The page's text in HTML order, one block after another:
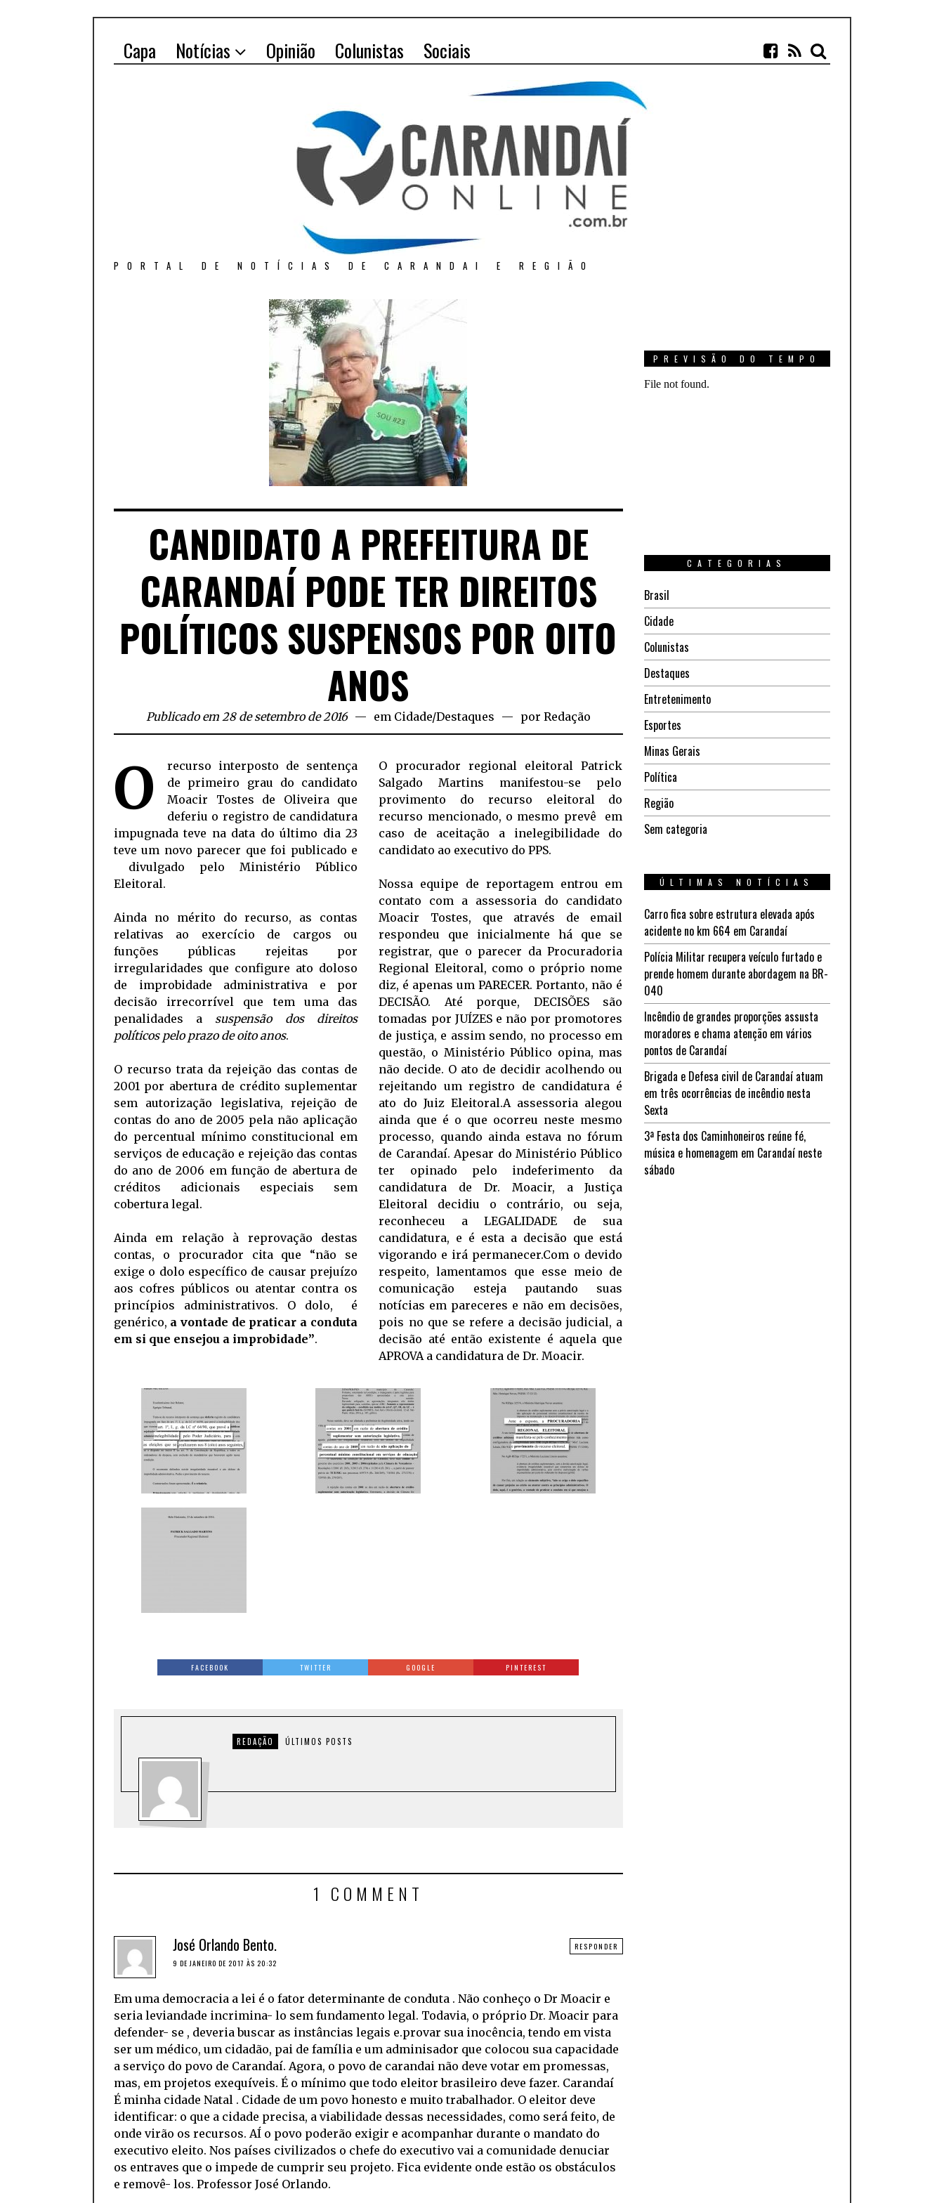
Capa Notícias Opinião Colunistas Sociais
PORTAL DE NOTÍCIAS DE CARANDAI E REGIÃO
CANDIDATO A PREFEITURA DE
CARANDAÍ PODE TER DIREITOS
POLÍTICOS SUSPENSOS POR OITO
ANOS
Publicado em 28 de setembro de 2016 em Cidade/Destaques por Redação
O
recurso interposto de sentença
de primeiro grau do candidato
Moacir Tostes de Oliveira que
deferiu o registro de candidatura
impugnada teve na data do último dia 23
teve um novo parecer que foi publicado e
divulgado pelo Ministério Público
Eleitoral.
Ainda no mérito do recurso, as contas
relativas ao exercício de cargos ou
funções públicas rejeitas por
irregularidades que configure ato doloso
de improbidade administrativa e por
decisão irrecorrível que tem uma das
penalidades a suspensão dos direitos
políticos pelo prazo de oito anos.
O recurso trata da rejeição das contas de
2001 por abertura de crédito suplementar
sem autorização legislativa, rejeição de
contas do ano de 2005 pela não aplicação
do percentual mínimo constitucional em
serviços de educação e rejeição das contas
do ano de 2006 em função de abertura de
créditos adicionais especiais sem
cobertura legal.
Ainda em relação à reprovação destas
contas, o procurador cita que “não se
exige o dolo específico de causar prejuízo
aos cofres públicos ou atentar contra os
princípios administrativos. O dolo, é
genérico, a vontade de praticar a conduta
em si que ensejou a improbidade”.
O procurador regional eleitoral Patrick
Salgado Martins manifestou-se pelo
provimento do recurso eleitoral do
recurso mencionado, o mesmo prevê em
caso de aceitação a inelegibilidade do
candidato ao executivo do PPS.
Nossa equipe de reportagem entrou em
contato com a assessoria do candidato
Moacir Tostes, que através de email
respondeu que inicialmente há que se
registrar, que o parecer da Procuradoria
Regional Eleitoral, como o próprio nome
diz, é apenas um PARECER. Portanto, não é
DECISÃO. Até porque, DECISÕES são
tomadas por JUÍZES e não por promotores
de justiça, e assim sendo, no processo em
questão, o Ministério Público opina, mas
não decide. O ato de decidir acolhendo ou
rejeitando um registro de candidatura é
ato do Juiz Eleitoral.A assessoria alegou
ainda que é o que ocorreu neste mesmo
processo, quando ainda estava no fórum
de Carandaí. Apesar do Ministério Público
ter opinado pelo indeferimento da
candidatura de Dr. Moacir, a Justiça
Eleitoral decidiu o contrário, ou seja,
reconheceu a LEGALIDADE de sua
candidatura, e é esta a decisão que está
vigorando e irá permanecer.Com o devido
respeito, lamentamos que esse meio de
comunicação esteja pautando suas
notícias em pareceres e não em decisões,
pois no que se refere a decisão judicial, a
decisão até então existente é aquela que
APROVA a candidatura de Dr. Moacir.
FACEBOOK TWITTER GOOGLE PINTEREST
REDAÇÃO ÚLTIMOS POSTS
1 COMMENT
José Orlando Bento.
9 DE JANEIRO DE 2017 ÀS 20:32
Em uma democracia a lei é o fator determinante de conduta . Não conheço o Dr Moacir e
seria leviandade incrimina- lo sem fundamento legal. Todavia, o próprio Dr. Moacir para
defender- se , deveria buscar as instâncias legais e.provar sua inocência, tendo em vista
ser um médico, um cidadão, pai de família e um adminisador que colocou sua capacidade
a serviço do povo de Carandaí. Agora, o povo de carandai não deve votar em promessas,
mas, em projetos exequíveis. É o mínimo que todo eleitor brasileiro deve fazer. Carandaí
É minha cidade Natal . Cidade de um povo honesto e muito trabalhador. O eleitor deve
identificar: o que a cidade precisa, a viabilidade dessas necessidades, como será feito, de
onde virão os recursos. AÍ o povo poderão exigir e acompanhar durante o mandato do
executivo eleito. Nos países civilizados o chefe do executivo vai a comunidade denuciar
os entraves que o impede de cumprir seu projeto. Fica evidente onde estão os obstáculos
e removê- los. Professor José Orlando.
RESPONDER
PREVISÃO DO TEMPO
CATEGORIAS
Brasil
Cidade
Colunistas
Destaques
Entretenimento
Esportes
Minas Gerais
Política
Região
Sem categoria
ÚLTIMAS NOTÍCIAS
Carro fica sobre estrutura elevada após
acidente no km 664 em Carandaí
Polícia Militar recupera veículo furtado e
prende homem durante abordagem na BR-
040
Incêndio de grandes proporções assusta
moradores e chama atenção em vários
pontos de Carandaí
Brigada e Defesa civil de Carandaí atuam
em três ocorrências de incêndio nesta
Sexta
3ª Festa dos Caminhoneiros reúne fé,
música e homenagem em Carandaí neste
sábado